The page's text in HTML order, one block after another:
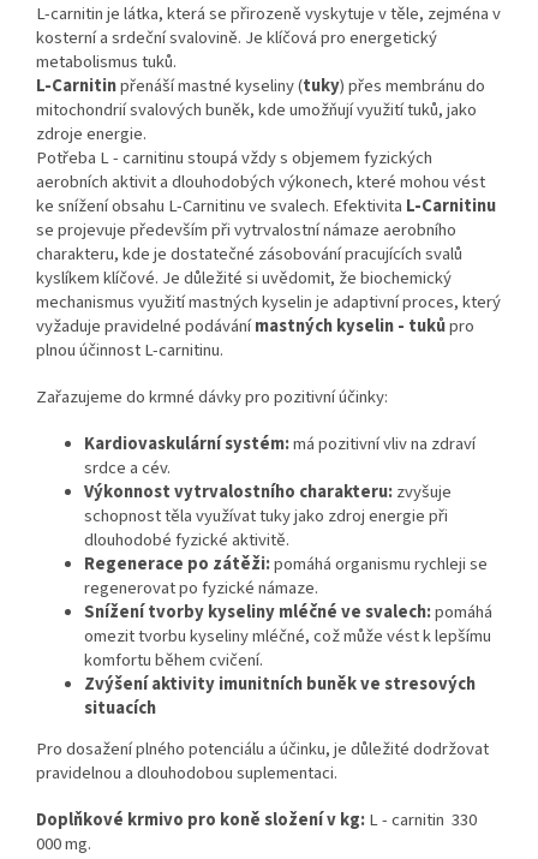
L-carnitin je látka, která se přirozeně vyskytuje v těle, zejména v
kosterní a srdeční svalovině. Je klíčová proenergetický
metabolismustuků.
L-Carnitinpřenáší mastné kyseliny (tuky) přes membránu do
mitochondrií svalových buněk, kde umožňují využití tuků, jako
zdroje energie.
Potřeba L - carnitinu stoupá vždy s objemem fyzických
aerobních aktivit a dlouhodobých výkonech, které mohou vést
ke snížení obsahu L-Carnitinu ve svalech. Efektivita L-Carnitinu
se projevuje především při vytrvalostní námaze aerobního
charakteru, kde je dostatečné zásobování pracujících svalů
kyslíkem klíčové. Je důležité si uvědomit, že biochemický
mechanismus využití mastných kyselin je adaptivní proces, který
vyžaduje pravidelné podávánímastných kyselin - tukůpro
plnou účinnost L-carnitinu.
Zařazujeme do krmné dávky pro pozitivní účinky:
Kardiovaskulárnísystém:má pozitivní vliv na zdraví
srdce a cév.
Výkonnost vytrvalostního charakteru:zvyšuje
schopnost těla využívat tuky jako zdroj energie při
dlouhodobé fyzické aktivitě.
Regenerace po zátěži:pomáhá organismu rychleji se
regenerovat po fyzické námaze.
Snížení tvorbykyseliny mléčnéve svalech:pomáhá
omezit tvorbu kyseliny mléčné, což může vést k lepšímu
komfortu během cvičení.
Zvýšení aktivityimunitníchbuněk ve stresových
situacích
Pro dosažení plného potenciálu a účinku, je důležité dodržovat
pravidelnou a dlouhodobousuplementaci.
Doplňkové krmivo pro koně složení v kg:L - carnitin 330
000 mg.